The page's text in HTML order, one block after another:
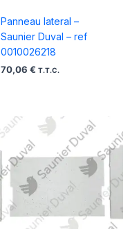
Panneau lateral –
Saunier Duval – ref
0010026218
70,06 € T.T.C.